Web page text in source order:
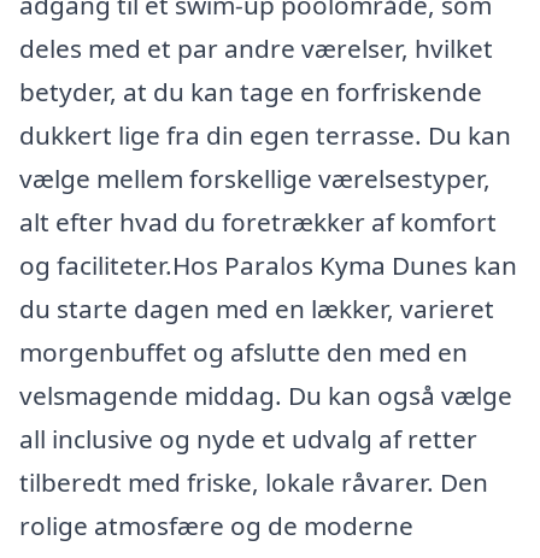
deles med et par andre værelser, hvilket
betyder, at du kan tage en forfriskende
dukkert lige fra din egen terrasse. Du kan
vælge mellem forskellige værelsestyper,
alt efter hvad du foretrækker af komfort
og faciliteter.Hos Paralos Kyma Dunes kan
du starte dagen med en lækker, varieret
morgenbuffet og afslutte den med en
velsmagende middag. Du kan også vælge
all inclusive og nyde et udvalg af retter
tilberedt med friske, lokale råvarer. Den
rolige atmosfære og de moderne